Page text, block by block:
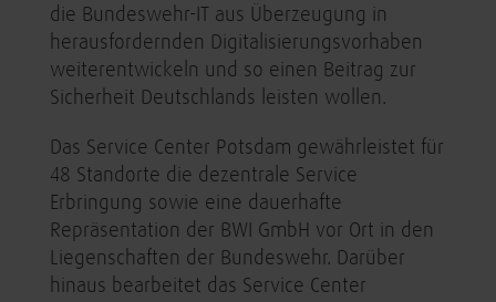
die Bundeswehr-IT aus Überzeugung in
herausfordernden Digitalisierungsvorhaben
weiterentwickeln und so einen Beitrag zur
Sicherheit Deutschlands leisten wollen.
Das Service Center Potsdam gewährleistet für
48 Standorte die dezentrale Service
Erbringung sowie eine dauerhafte
Repräsentation der BWI GmbH vor Ort in den
Liegenschaften der Bundeswehr. Darüber
hinaus bearbeitet das Service Center